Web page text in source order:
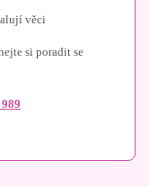
věci
si poradit se